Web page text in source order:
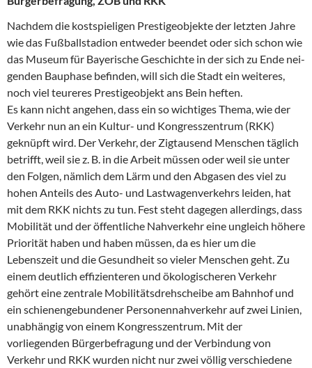
Nachdem die kostspieligen Prestigeobjekte der letzten Jahre
wie das Fußballstadion entweder beendet oder sich schon wie
das Museum für Bayerische Geschichte in der sich zu Ende nei-
genden Bauphase befinden, will sich die Stadt ein weiteres,
noch viel teureres Prestigeobjekt ans Bein heften.
Es kann nicht angehen, dass ein so wichtiges Thema, wie der
Verkehr nun an ein Kultur- und Kongresszentrum (RKK)
geknüpft wird. Der Verkehr, der Zigtausend Menschen täglich
betrifft, weil sie z. B. in die Arbeit müssen oder weil sie unter
den Folgen, nämlich dem Lärm und den Abgasen des viel zu
hohen Anteils des Auto- und Lastwagenverkehrs leiden, hat
mit dem RKK nichts zu tun. Fest steht dagegen allerdings, dass
Mobilität und der öffentliche Nahverkehr eine ungleich höhere
Priorität haben und haben müssen, da es hier um die
Lebenszeit und die Gesundheit so vieler Menschen geht. Zu
einem deutlich effizienteren und ökologischeren Verkehr
gehört eine zentrale Mobilitätsdrehscheibe am Bahnhof und
ein schienengebundener Personennahverkehr auf zwei Linien,
unabhängig von einem Kongresszentrum. Mit der
vorliegenden Bürgerbefragung und der Verbindung von
Verkehr und RKK wurden nicht nur zwei völlig verschiedene